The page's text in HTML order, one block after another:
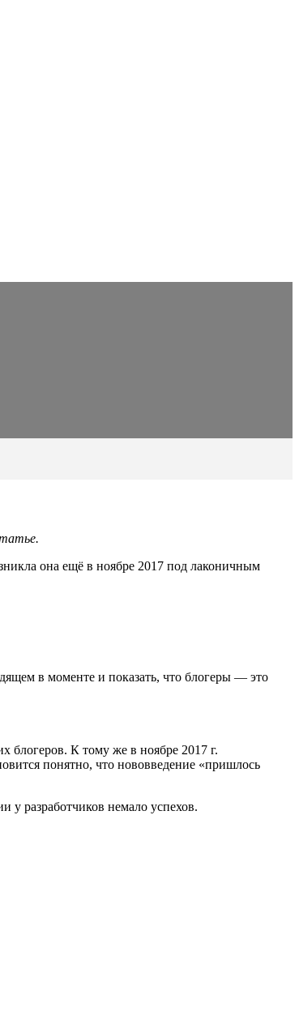
она ещё в ноябре 2017 под лаконичным
в моменте и показать, что блогеры — это
блогеров. К тому же в ноябре 2017 г.
понятно, что нововведение «пришлось
у разработчиков немало успехов.